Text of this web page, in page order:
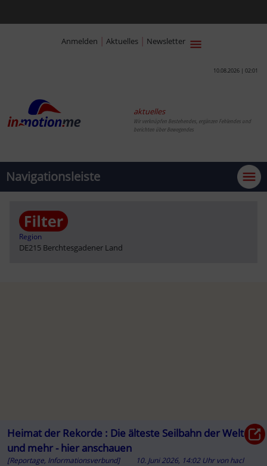
Anmelden | Aktuelles | Newsletter
10.08.2026 | 02:01
aktuelles
Wir verknüpfen Bestehendes, ergänzen Fehlendes und
berichten über Bewegendes
Navigationsleiste
Region
DE215 Berchtesgadener Land
Heimat der Rekorde : Die älteste Seilbahn der Welt
und mehr - hier anschauen
[Reportage, Informationsverbund] 10. Juni 2026, 14:02 Uhr vonhacl